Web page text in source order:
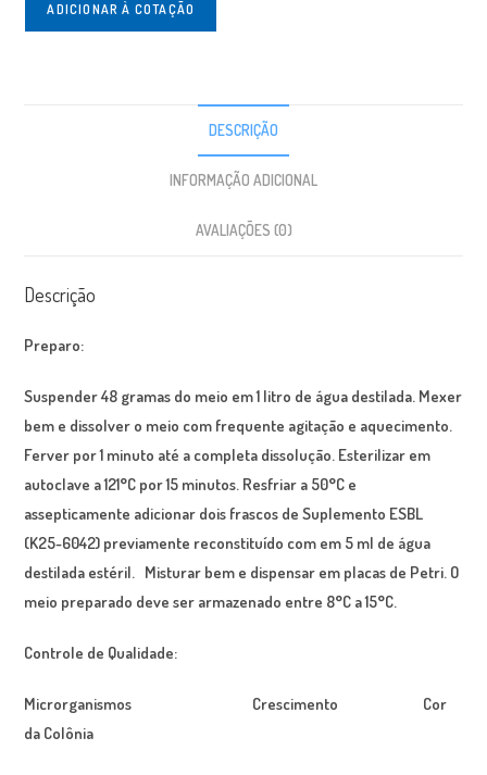
ADICIONAR À COTAÇÃO
DESCRIÇÃO
INFORMAÇÃO ADICIONAL
AVALIAÇÕES (0)
Descrição
Preparo:
Suspender 48 gramas do meio em 1 litro de água destilada. Mexer
bem e dissolver o meio com frequente agitação e aquecimento.
Ferver por 1 minuto até a completa dissolução. Esterilizar em
autoclave a 121°C por 15 minutos. Resfriar a 50°C e
assepticamente adicionar dois frascos de Suplemento ESBL
(K25-6042) previamente reconstituído com em 5 ml de água
destilada estéril. Misturar bem e dispensar em placas de Petri. O
meio preparado deve ser armazenado entre 8°C a 15°C.
Controle de Qualidade:
Microrganismos Crescimento Cor
da Colônia